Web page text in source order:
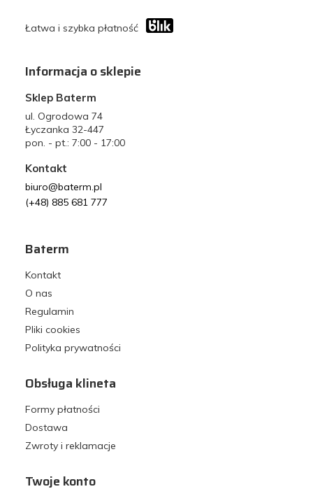
Łatwa i szybka płatność
Informacja o sklepie
Sklep Baterm
ul. Ogrodowa 74
Łyczanka 32-447
pon. - pt.: 7:00 - 17:00
Kontakt
biuro@baterm.pl
(+48) 885 681 777
Baterm
Kontakt
O nas
Regulamin
Pliki cookies
Polityka prywatności
Obsługa klineta
Formy płatności
Dostawa
Zwroty i reklamacje
Twoje konto